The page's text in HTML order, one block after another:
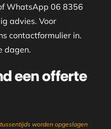
WhatsApp 06 8356
advies. Voor
contactformulier in.
dagen.
een offerte
worden opgeslagen